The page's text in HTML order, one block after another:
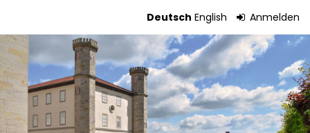
Inhalt
springen
Deutsch English Anmelden
Tickets